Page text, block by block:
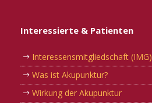
Interessierte & Patienten
Interessensmitgliedschaft (IMG)
Was ist Akupunktur?
Wirkung der Akupunktur